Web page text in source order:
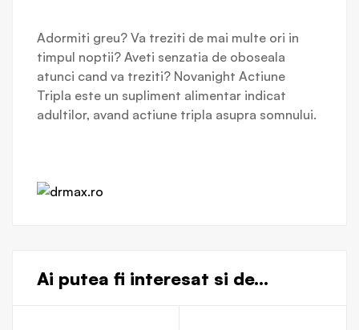
Adormiti greu? Va treziti de mai multe ori in
timpul noptii? Aveti senzatia de oboseala
atunci cand va treziti? Novanight Actiune
Tripla este un supliment alimentar indicat
adultilor, avand actiune tripla asupra somnului.
Ai putea fi interesat si de...